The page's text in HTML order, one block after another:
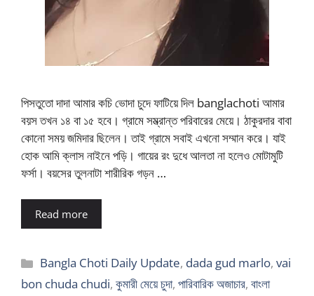
পিসতুতো দাদা আমার কচি ভোদা চুদে ফাটিয়ে দিল banglachoti আমার
বয়স তখন ১৪ বা ১৫ হবে। গ্রামে সম্ভ্রান্ত পরিবারের মেয়ে। ঠাকুরদার বাবা
কোনো সময় জমিদার ছিলেন। তাই গ্রামে সবাই এখনো সম্মান করে। যাই
হোক আমি ক্লাস নাইনে পড়ি। গায়ের রং দুধে আলতা না হলেও মোটামুটি
ফর্সা। বয়সের তুলনাটা শারীরিক গড়ন …
Read more
Categories
Bangla Choti Daily Update, dada gud marlo,vai
bon chuda chudi, কুমারী মেয়ে চুদা, পারিবারিক অজাচার, বাংলা